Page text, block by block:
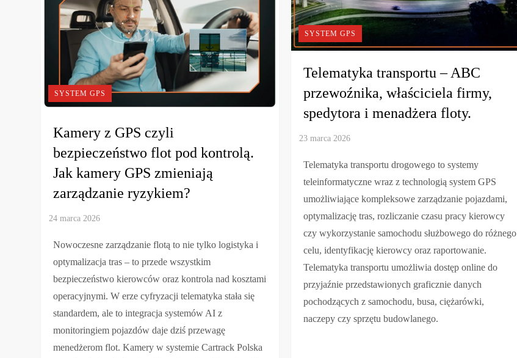
SYSTEM GPS
Kamery z GPS czyli
bezpieczeństwo flot pod kontrolą.
Jak kamery GPS zmieniają
zarządzanie ryzykiem?
Nowoczesne zarządzanie flotą to nie tylko logistyka i
optymalizacja tras – to przede wszystkim
bezpieczeństwo kierowców oraz kontrola nad kosztami
operacyjnymi. W erze cyfryzacji telematyka stała się
standardem, ale to integracja systemów AI z
monitoringiem pojazdów daje dziś przewagę
menedżerom flot. Kamery w systemie Cartrack Polska
SYSTEM GPS
Telematyka transportu – ABC
przewoźnika, właściciela firmy,
spedytora i menadżera floty.
Telematyka transportu drogowego to systemy
teleinformatyczne wraz z technologią system GPS
umożliwiające kompleksowe zarządzanie pojazdami,
optymalizację tras, rozliczanie czasu pracy kierowcy
czy wykorzystanie samochodu służbowego do różnego
celu, identyfikację kierowcy oraz raportowanie.
Telematyka transportu umożliwia dostęp online do
przyjaźnie przedstawionych graficznie danych
pochodzących z samochodu, busa, ciężarówki,
naczepy czy sprzętu budowlanego.